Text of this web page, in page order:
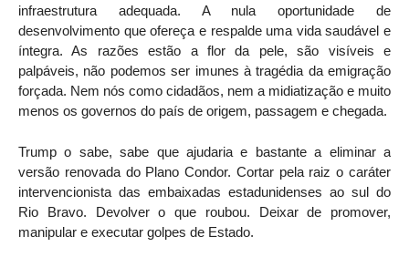
infraestrutura adequada. A nula oportunidade de
desenvolvimento que ofereça e respalde uma vida saudável e
íntegra. As razões estão a flor da pele, são visíveis e
palpáveis, não podemos ser imunes à tragédia da emigração
forçada. Nem nós como cidadãos, nem a midiatização e muito
menos os governos do país de origem, passagem e chegada.
Trump o sabe, sabe que ajudaria e bastante a eliminar a
versão renovada do Plano Condor. Cortar pela raiz o caráter
intervencionista das embaixadas estadunidenses ao sul do
Rio Bravo. Devolver o que roubou. Deixar de promover,
manipular e executar golpes de Estado.